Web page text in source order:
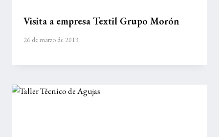
Visita a empresa Textil Grupo Morón
26 de marzo de 2013